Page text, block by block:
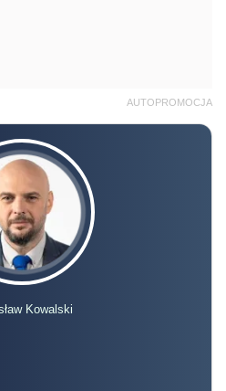
AUTOPROMOCJA
Kowalski